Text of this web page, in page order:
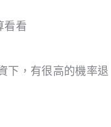
看看
下，有很高的機率退